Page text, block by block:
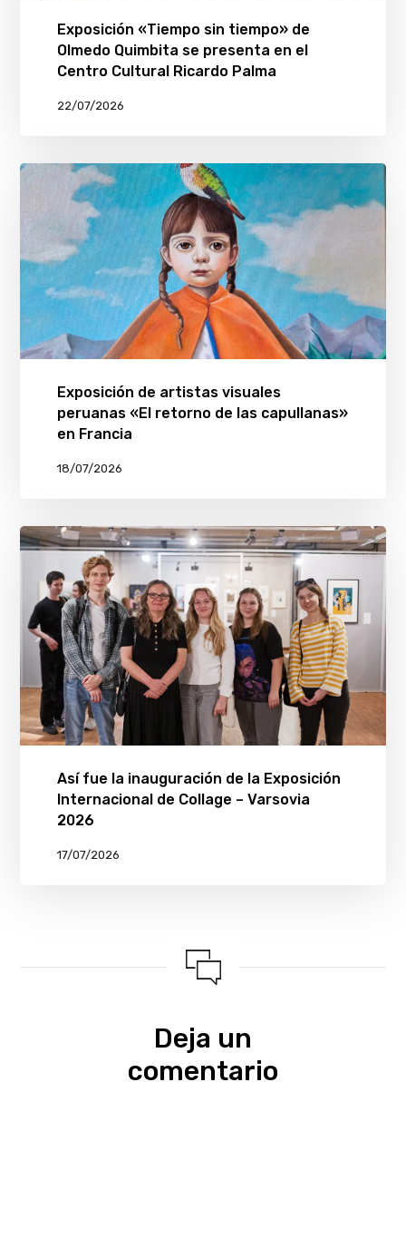
Exposición «Tiempo sin tiempo» de
Olmedo Quimbita se presenta en el
Centro Cultural Ricardo Palma
22/07/2026
Exposición de artistas visuales
peruanas «El retorno de las capullanas»
en Francia
18/07/2026
Así fue la inauguración de la Exposición
Internacional de Collage – Varsovia
2026
17/07/2026
Deja un
comentario